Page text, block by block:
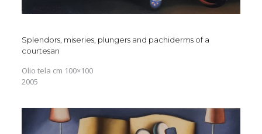
Splendors, miseries, plungers and pachiderms of a
courtesan
Olio tela cm 100×100
2005